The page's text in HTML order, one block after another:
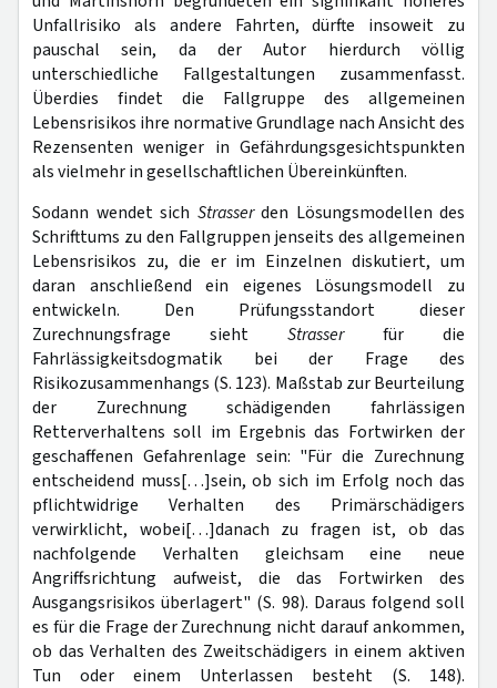
Unfallrisiko als andere Fahrten, dürfte insoweit zu
pauschal sein, da der Autor hierdurch völlig
unterschiedliche Fallgestaltungen zusammenfasst.
Überdies findet die Fallgruppe des allgemeinen
Lebensrisikos ihre normative Grundlage nach Ansicht des
Rezensenten weniger in Gefährdungsgesichtspunkten
als vielmehr in gesellschaftlichen Übereinkünften.
Sodann wendet sich Strasserden Lösungsmodellen des
Schrifttums zu den Fallgruppen jenseits des allgemeinen
Lebensrisikos zu, die er im Einzelnen diskutiert, um
daran anschließend ein eigenes Lösungsmodell zu
entwickeln. Den Prüfungsstandort dieser
Zurechnungsfrage sieht Strasserfür die
Fahrlässigkeitsdogmatik bei der Frage des
Risikozusammenhangs (S. 123). Maßstab zur Beurteilung
der Zurechnung schädigenden fahrlässigen
Retterverhaltens soll im Ergebnis das Fortwirken der
geschaffenen Gefahrenlage sein: "Für die Zurechnung
entscheidend muss[…]sein, ob sich im Erfolg noch das
pflichtwidrige Verhalten des Primärschädigers
verwirklicht, wobei[…]danach zu fragen ist, ob das
nachfolgende Verhalten gleichsam eine neue
Angriffsrichtung aufweist, die das Fortwirken des
Ausgangsrisikos überlagert" (S. 98). Daraus folgend soll
es für die Frage der Zurechnung nicht darauf ankommen,
ob das Verhalten des Zweitschädigers in einem aktiven
Tun oder einem Unterlassen besteht (S. 148).